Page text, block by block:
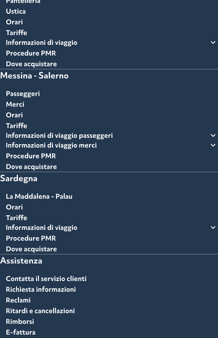
Ustica
Orari
Tariffe
Informazioni di viaggio
expand_more
Procedure PMR
Dove acquistare
Messina - Salerno
Passeggeri
Merci
Orari
Tariffe
Informazioni di viaggio passeggeri
expand_more
Informazioni di viaggio merci expand_more
Procedure PMR
Dove acquistare
Sardegna
La Maddalena - Palau
Orari
Tariffe
Informazioni di viaggio
expand_more
Procedure PMR
Dove acquistare
Assistenza
Contatta il servizio clienti
Richiesta informazioni
Reclami
Ritardi e cancellazioni
Rimborsi
E-fattura